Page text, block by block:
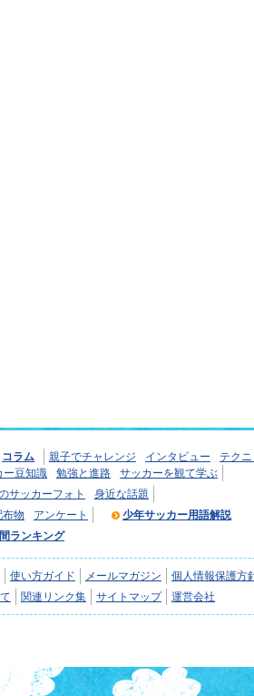
コラム 親子でチャレンジ インタビュー
テク
ー豆知識 勉強と進路
サッカーを観て学ぶ
サッカーフォト
身近な話題
布物 アンケート
少年サッカー用語解説
ランキング
使い方ガイド メールマガジン
個人情報保護方
関連リンク集 サイトマップ 運営会社